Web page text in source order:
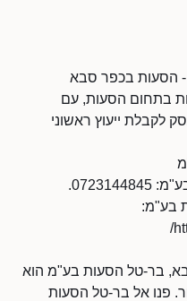
הסעות בכפר סבא
בתחום הסעות, עם
לקבלת ייעוץ ראשוני
בע"מ:
בר-טל הסעות בע"מ הוא
פנו אל בר-טל הסעות